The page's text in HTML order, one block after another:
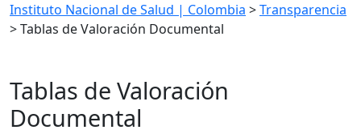
Instituto Nacional de Salud | Colombia >Transparencia
>Tablas de Valoración Documental
Tablas de Valoración
Documental